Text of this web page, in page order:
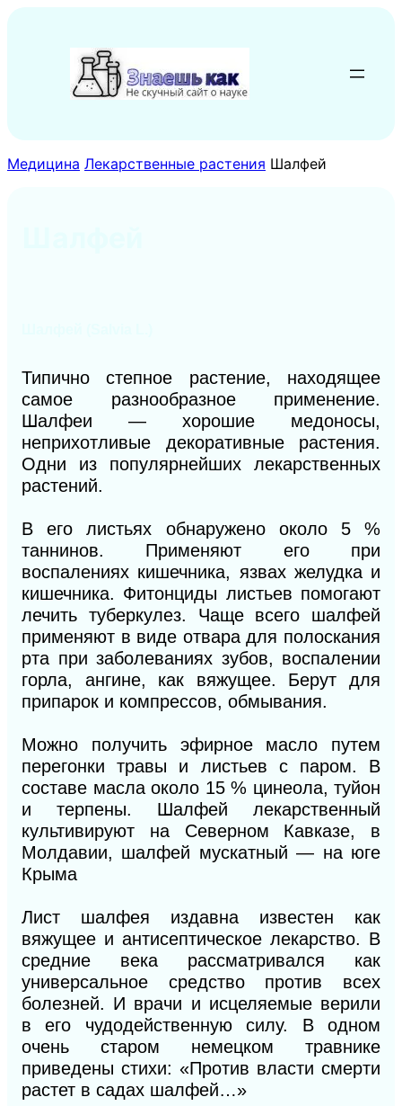
содержимому
Медицина Лекарственные растения Шалфей
Типично степное растение, находящее
самое разнообразное применение.
Шалфеи — хорошие медоносы,
неприхотливые декоративные растения.
Одни из популярнейших лекарственных
растений.
В его листьях обнаружено около 5 %
таннинов. Применяют его при
воспалениях кишечника, язвах желудка и
кишечника. Фитонциды листьев помогают
лечить туберкулез. Чаще всего шалфей
применяют в виде отвара для полоскания
рта при заболеваниях зубов, воспалении
горла, ангине, как вяжущее. Берут для
припарок и компрессов, обмывания.
Можно получить эфирное масло путем
перегонки травы и листьев с паром. В
составе масла около 15 % цинеола, туйон
и терпены. Шалфей лекарственный
культивируют на Северном Кавказе, в
Молдавии, шалфей мускатный — на юге
Крыма
Лист шалфея издавна известен как
вяжущее и антисептическое лекарство. В
средние века рассматривался как
универсальное средство против всех
болезней. И врачи и исцеляемые верили
в его чудодейственную силу. В одном
очень старом немецком травнике
приведены стихи: «Против власти смерти
растет в садах шалфей…»